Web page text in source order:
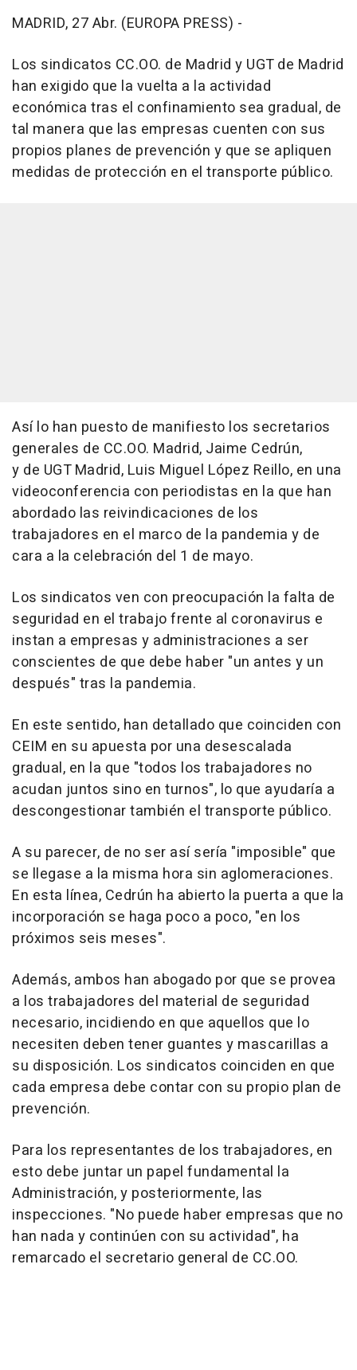
MADRID, 27 Abr. (EUROPA PRESS) -
Los sindicatos CC.OO. de Madrid y UGT de Madrid
han exigido que la vuelta a la actividad
económica tras el confinamiento sea gradual, de
tal manera que las empresas cuenten con sus
propios planes de prevención y que se apliquen
medidas de protección en el transporte público.
Así lo han puesto de manifiesto los secretarios
generales de CC.OO. Madrid, Jaime Cedrún,
y de UGT Madrid, Luis Miguel López Reillo, en una
videoconferencia con periodistas en la que han
abordado las reivindicaciones de los
trabajadores en el marco de la pandemia y de
cara a la celebración del 1 de mayo.
Los sindicatos ven con preocupación la falta de
seguridad en el trabajo frente al coronavirus e
instan a empresas y administraciones a ser
conscientes de que debe haber "un antes y un
después" tras la pandemia.
En este sentido, han detallado que coinciden con
CEIM en su apuesta por una desescalada
gradual, en la que "todos los trabajadores no
acudan juntos sino en turnos", lo que ayudaría a
descongestionar también el transporte público.
A su parecer, de no ser así sería "imposible" que
se llegase a la misma hora sin aglomeraciones.
En esta línea, Cedrún ha abierto la puerta a que la
incorporación se haga poco a poco, "en los
próximos seis meses".
Además, ambos han abogado por que se provea
a los trabajadores del material de seguridad
necesario, incidiendo en que aquellos que lo
necesiten deben tener guantes y mascarillas a
su disposición. Los sindicatos coinciden en que
cada empresa debe contar con su propio plan de
prevención.
Para los representantes de los trabajadores, en
esto debe juntar un papel fundamental la
Administración, y posteriormente, las
inspecciones. "No puede haber empresas que no
han nada y continúen con su actividad", ha
remarcado el secretario general de CC.OO.